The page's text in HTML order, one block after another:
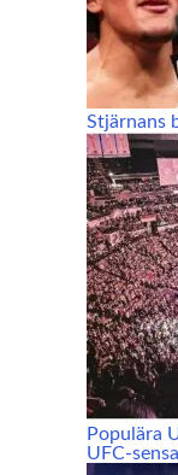
Stjärnans
Populära
UFC-